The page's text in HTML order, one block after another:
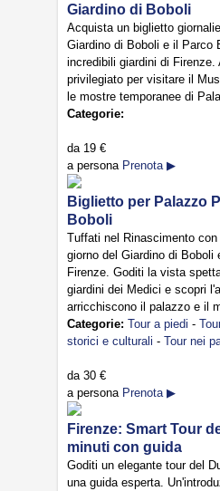
Giardino di Boboli
Acquista un biglietto
Giardino di Boboli e il Parco
incredibili giardini di
privilegiato per visitare il
le mostre temporanee di
Categorie:
da 19 €
a persona Prenota ▶
Biglietto per Palazzo
Boboli
Tuffati nel Rinascimento
giorno del Giardino di
Firenze. Goditi la vista
giardini dei Medici e scopri
arricchiscono il palazzo e il
Categorie: Tour a piedi -
storici e culturali - Tour nei
da 30 €
a persona Prenota ▶
Firenze: Smart Tour
minuti con guida
Goditi un elegante tour del
una guida esperta.